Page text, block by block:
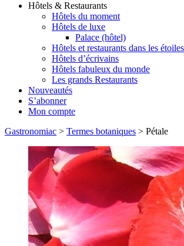
Hôtels & Restaurants
Hôtels du moment
Hôtels de luxe
Palace (hôtel)
Hôtels et restaurants dans les étoiles
Hôtels d’écrivains
Hôtels fabuleux du monde
Les grands Restaurants
Nouveautés
S’abonner
Mon compte
Gastronomiac > Termes botaniques > Pétale